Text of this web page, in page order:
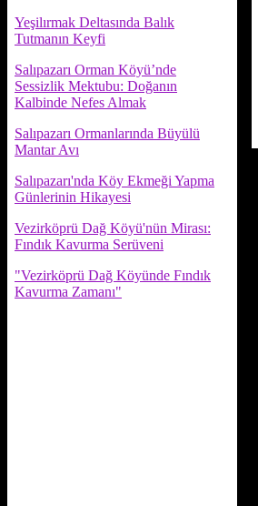
Yeşilırmak Deltasında Balık
Tutmanın Keyfi
Salıpazarı Orman Köyü’nde
Sessizlik Mektubu: Doğanın
Kalbinde Nefes Almak
Salıpazarı Ormanlarında Büyülü
Mantar Avı
Salıpazarı'nda Köy Ekmeği Yapma
Günlerinin Hikayesi
Vezirköprü Dağ Köyü'nün Mirası:
Fındık Kavurma Serüveni
"Vezirköprü Dağ Köyünde Fındık
Kavurma Zamanı"